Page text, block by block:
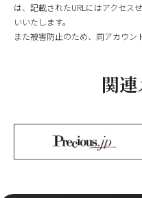
は、記載されたURLにはアクセス
いいたします。
また被害防止のため、同アカウン
関連